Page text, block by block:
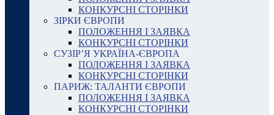
КОНКУРСНІ СТОРІНКИ
ЗІРКИ ЄВРОПИ
ПОЛОЖЕННЯ І ЗАЯВКА
КОНКУРСНІ СТОРІНКИ
СУЗІР’Я УКРАЇНА-ЄВРОПА
ПОЛОЖЕННЯ І ЗАЯВКА
КОНКУРСНІ СТОРІНКИ
ПАРИЖ: ТАЛАНТИ ЄВРОПИ
ПОЛОЖЕННЯ І ЗАЯВКА
КОНКУРСНІ СТОРІНКИ